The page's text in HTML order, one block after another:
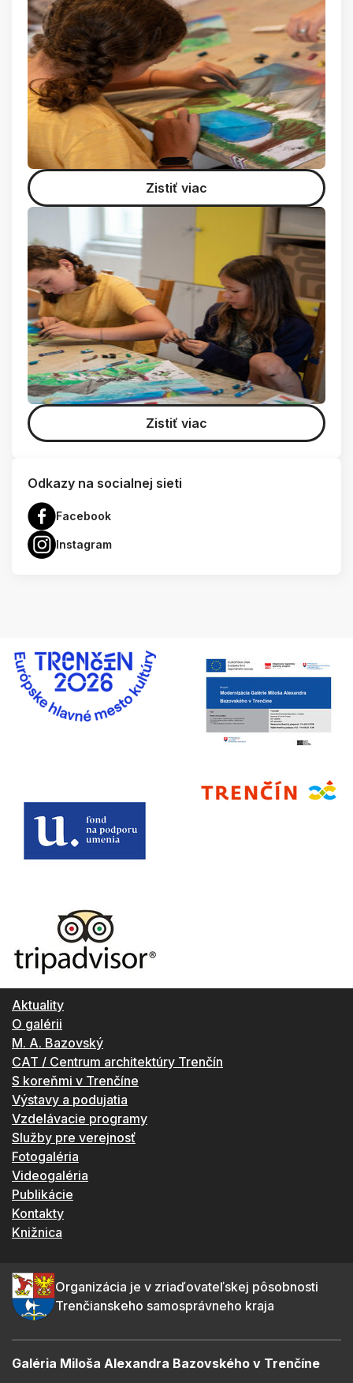
Zistiť viac
Zistiť viac
Odkazy na socialnej sieti
Facebook
Instagram
Aktuality
O galérii
M. A. Bazovský
CAT / Centrum architektúry Trenčín
S koreňmi v Trenčíne
Výstavy a podujatia
Vzdelávacie programy
Služby pre verejnosť
Fotogaléria
Videogaléria
Publikácie
Kontakty
Knižnica
Organizácia je v zriaďovateľskej pôsobnosti
Trenčianskeho samosprávneho kraja
Galéria Miloša Alexandra Bazovského v Trenčíne